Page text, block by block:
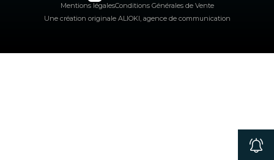
Mentions légalesConditions Générales de Vente
Une création originale ALIOKI, agence de communication